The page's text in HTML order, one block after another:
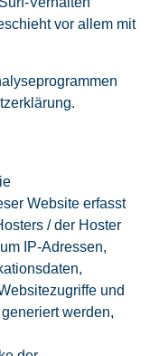
vor allem mit
Website erfasst
/ der Hoster
IP-Adressen,
und
werden,